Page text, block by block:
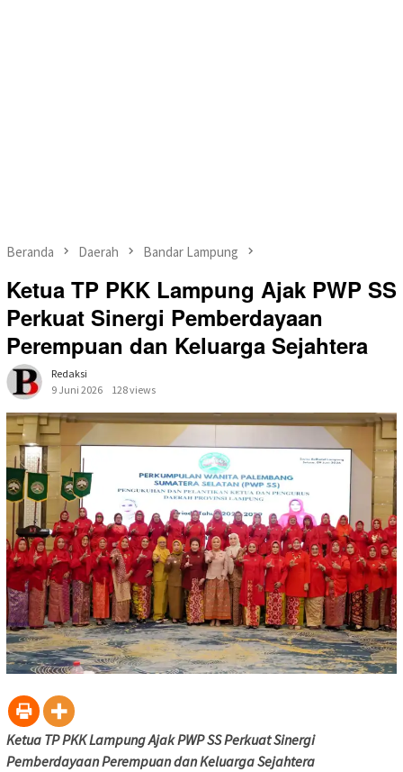
Beranda Daerah Bandar Lampung
Ketua TP PKK Lampung Ajak PWP SS
Perkuat Sinergi Pemberdayaan
Perempuan dan Keluarga Sejahtera
Redaksi
9 Juni 2026
128 views
Ketua TP PKK Lampung Ajak PWP SS Perkuat Sinergi
Pemberdayaan Perempuan dan Keluarga Sejahtera